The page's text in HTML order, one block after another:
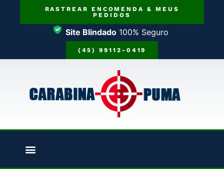
RASTREAR ENCOMENDA & MEUS
PEDIDOS
Site Blindado100% Seguro
(45) 99112-0419